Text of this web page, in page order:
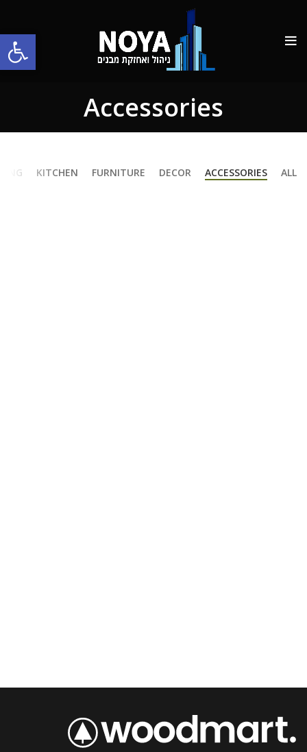
פתח
Accessories
ALL
ACCESSORIES
DECOR
FURNITURE
KITCHEN